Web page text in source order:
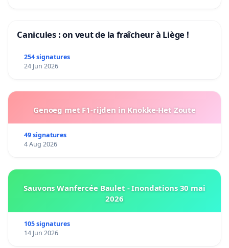
Canicules : on veut de la fraîcheur à Liège !
254 signatures
24 Jun 2026
Genoeg met F1-rijden in Knokke-Het Zoute
49 signatures
4 Aug 2026
Sauvons Wanfercée Baulet - Inondations 30 mai
2026
105 signatures
14 Jun 2026